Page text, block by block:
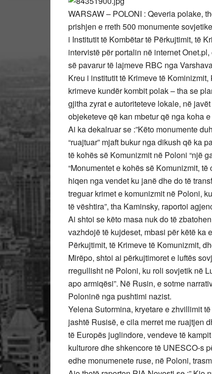
WARSAW – POLONI : Qeveria polake,
prishjen e rreth 500 monumente
i Institutit të Kombëtar të Përkujtimit, të
intervistë për portalin në internet
së pavarur të lajmeve RBC nga
Kreu i institutit të Krimeve të
krimeve kundër kombit polak – tha se
gjitha zyrat e autoriteteve lokale, në
objeketeve që kan mbetur që nga koha
Ai ka dekalruar se :”Këto monumente
“ruajtuar” mjaft bukur nga dikush që ka
të kohës së Komunizmit në Poloni “një
“Monumentet e kohës së Komunizmit,
hiqen nga vendet ku janë dhe do të
treguar krimet e komunizmit në Poloni,
të vështira”, tha Kaminsky, raportoi
Ai shtoi se këto masa nuk do të
vazhdojë të kujdeset, mbasi për këtë ka
Përkujtimit, të Krimeve të Komunizmit,
Mirëpo, shtoi ai përkujtimoret e luftës
rregullisht në Poloni, ku roli sovjetik në
apo armiqësi”. Në Rusin, e sotme
Poloninë nga pushtimi nazist.
Yelena Sutormina, kryetare e zhvillimit
jashtë Rusisë, e cila merret me ruajtjen
të Europës juglindore, vendeve të
kulturore dhe shkencore të UNESCO-s
edhe monumenete ruse, në Poloni,